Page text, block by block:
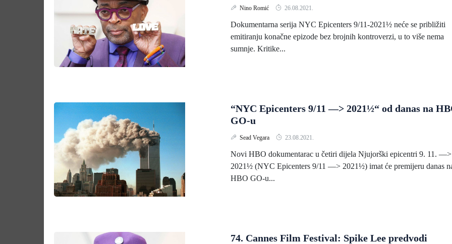
Nino Romić 26.08.2021.
Dokumentarna serija NYC Epicenters 9/11-2021½ neće se približiti
emitiranju konačne epizode bez brojnih kontroverzi, u to više nema
sumnje. Kritike...
“NYC Epicenters 9/11 —> 2021½“ od danas na
GO-u
Sead Vegara 23.08.2021.
Novi HBO dokumentarac u četiri dijela Njujorški epicentri 9. 11. —>
2021½ (NYC Epicenters 9/11 —> 2021½) imat će premijeru danas
HBO GO-u...
74. Cannes Film Festival: Spike Lee predvodi